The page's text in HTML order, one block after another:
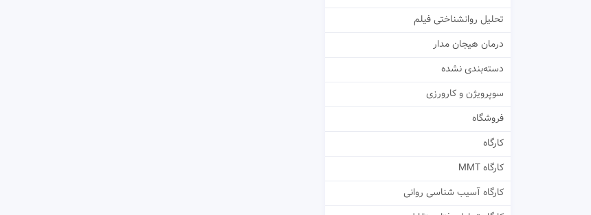
تحلیل روانشناختی فیلم
درمان هیجان مدار
دسته‌بندی نشده
سوپرویژن و کارورزی
فروشگاه
کارگاه
کارگاه MMT
کارگاه آسیب شناسی روانی